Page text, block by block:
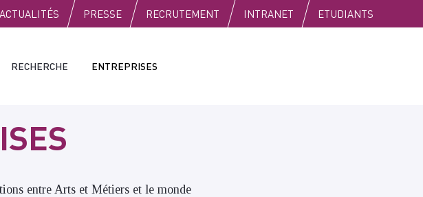
PUBLIC
ACTUALITÉS PRESSE RECRUTEMENT INTRANET ETUDIANTS
RECHERCHE ENTREPRISES
entre Arts et Métiers et le monde